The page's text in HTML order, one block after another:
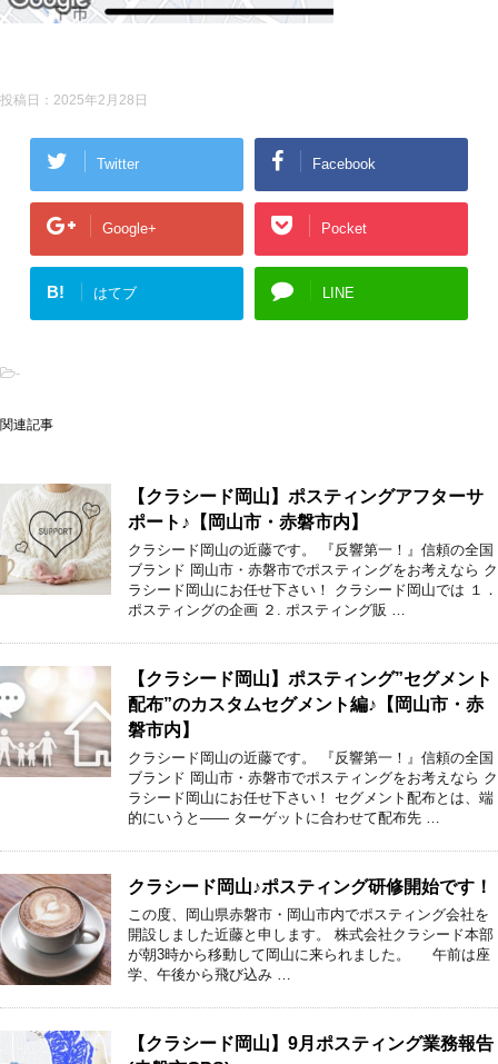
投稿日： 2025年2月28日
Twitter Facebook
Google+ Pocket
B! はてブ LINE
-
関連記事
【クラシード岡山】ポスティングアフターサ
ポート♪【岡山市・赤磐市内】
クラシード岡山の近藤です。 『反響第一！』信頼の全国
ブランド 岡山市・赤磐市でポスティングをお考えなら ク
ラシード岡山にお任せ下さい！ クラシード岡山では １．
ポスティングの企画 ２. ポスティング販 …
【クラシード岡山】ポスティング”セグメント
配布”のカスタムセグメント編♪【岡山市・赤
磐市内】
クラシード岡山の近藤です。 『反響第一！』信頼の全国
ブランド 岡山市・赤磐市でポスティングをお考えなら ク
ラシード岡山にお任せ下さい！ セグメント配布とは、端
的にいうと―― ターゲットに合わせて配布先 …
クラシード岡山♪ポスティング研修開始です！
この度、岡山県赤磐市・岡山市内でポスティング会社を
開設しました近藤と申します。 株式会社クラシード本部
が朝3時から移動して岡山に来られました。 午前は座
学、午後から飛び込み …
【クラシード岡山】9月ポスティング業務報告